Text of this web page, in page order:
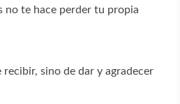
no te hace perder tu propia
recibir, sino de dar y agradecer